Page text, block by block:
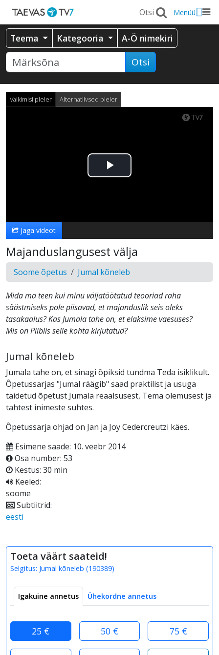
Menüü
Teema Kategooria A-Ö nimekiri
Otsi
Vaikimisi pleier Alternatiivsed pleier
Esita
Jaga videot
Majanduslangusest välja
Soome õpetus Jumal kõneleb
Mida ma teen kui minu väljatöötatud teooriad raha
säästmiseks pole piisavad, et majanduslik seis oleks
tasakaalus? Kas Jumala tahe on, et elaksime vaesuses?
Mis on Piiblis selle kohta kirjutatud?
Jumal kõneleb
Jumala tahe on, et sinagi õpiksid tundma Teda isiklikult.
Õpetussarjas "Jumal räägib" saad praktilist ja usuga
täidetud õpetust Jumala reaalsusest, Tema olemusest ja
tahtest inimeste suhtes.
Õpetussarja ohjad on Jan ja Joy Cedercreutzi käes.
Esimene saade: 10. veebr 2014
Osa number: 53
Kestus: 30 min
Keeled:
soome
Subtiitrid:
eesti
Toeta väärt saateid!
Selgitus: Jumal kõneleb (190389)
Igakuine annetus Ühekordne annetus
25 € 50 € 75 €